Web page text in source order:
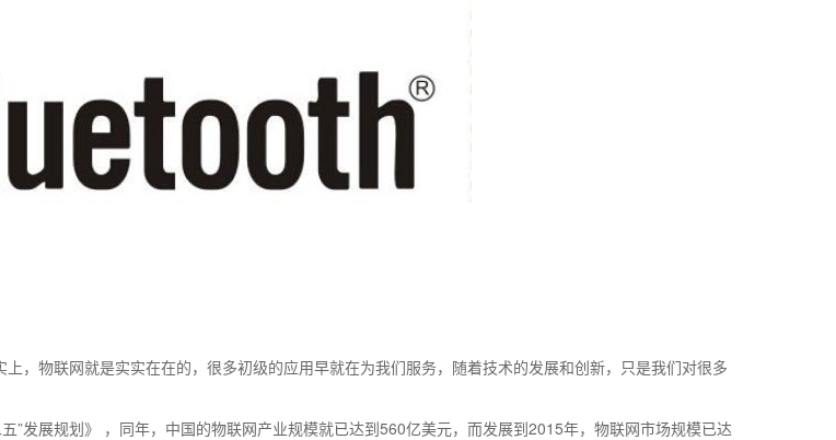
物联网就是实实在在的，很多初级的应用早就在为我们服务，随着技术的发展和创新，只是我们对很多
展规划》 ，同年，中国的物联网产业规模就已达到560亿美元，而发展到2015年，物联网市场规模已达